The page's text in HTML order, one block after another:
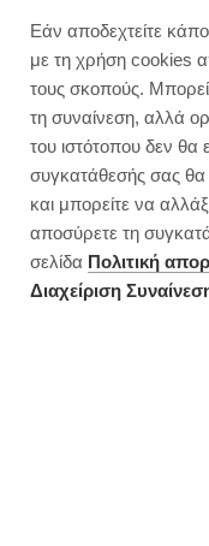
2
Εάν αποδεχτείτε
με τη χρήση cookies
τους σκοπούς.
τη συναίνεση, αλλά
του ιστότοπου δεν θα
συγκατάθεσής σας θα
και μπορείτε να
αποσύρετε τη
σελίδα Πολιτική
Διαχείριση